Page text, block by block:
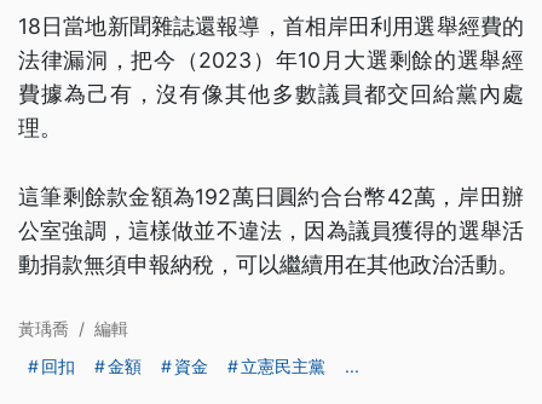
18日當地新聞雜誌還報導，首相岸田利用選舉經費的
法律漏洞，把今（2023）年10月大選剩餘的選舉經
費據為己有，沒有像其他多數議員都交回給黨內處
理。
這筆剩餘款金額為192萬日圓約合台幣42萬，岸田辦
公室強調，這樣做並不違法，因為議員獲得的選舉活
動捐款無須申報納稅，可以繼續用在其他政治活動。
黃瑀喬 / 編輯
回扣
金額 資金 立憲民主黨 ...